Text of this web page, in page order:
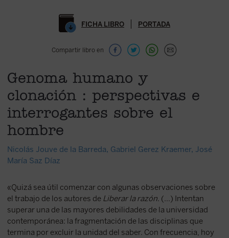
FICHA LIBRO PORTADA
Compartir libro en
Genoma humano y
clonación : perspectivas e
interrogantes sobre el
hombre
Nicolás Jouve de la Barreda, Gabriel Gerez Kraemer, José
María Saz Díaz
«Quizá sea útil comenzar con algunas observaciones sobre
el trabajo de los autores de Liberar la razón. (...) Intentan
superar una de las mayores debilidades de la universidad
contemporánea: la fragmentación de las disciplinas que
termina por excluir la unidad del saber. Con frecuencia, hoy